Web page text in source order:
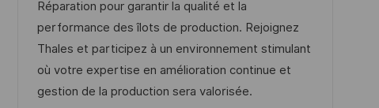
f
e
n
t
l
u
m
d
e
r
-
I
D
t
e
g
o
r
Réparation pour garantir la qualité et la
performance des îlots de production. Rejoignez
Thales et participez à un environnement stimulant
où votre expertise en amélioration continue et
gestion de la production sera valorisée.